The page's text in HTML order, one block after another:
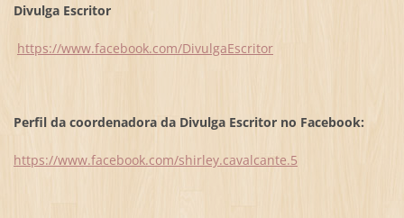
Divulga Escritor
https://www.facebook.com/DivulgaEscritor
Perfil da coordenadora da Divulga Escritor no Facebook:
https://www.facebook.com/shirley.cavalcante.5